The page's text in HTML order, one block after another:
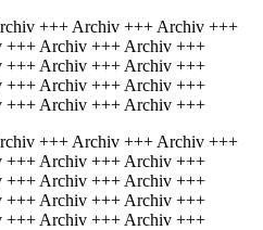
+++ Archiv +++ Archiv +++
Archiv +++ Archiv +++
Archiv +++ Archiv +++
Archiv +++ Archiv +++
Archiv +++ Archiv +++
+++ Archiv +++ Archiv +++
Archiv +++ Archiv +++
Archiv +++ Archiv +++
Archiv +++ Archiv +++
Archiv +++ Archiv +++